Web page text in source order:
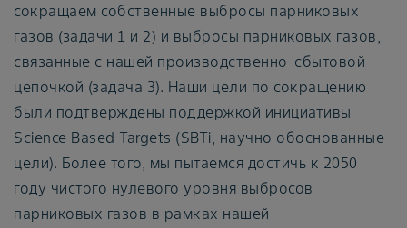
сокращаем собственные выбросы парниковых
газов (задачи 1 и 2) и выбросы парниковых газов,
связанные с нашей производственно-сбытовой
цепочкой (задача 3). Наши цели по сокращению
были подтверждены поддержкой инициативы
Science Based Targets (SBTi, научно обоснованные
цели). Более того, мы пытаемся достичь к 2050
году чистого нулевого уровня выбросов
парниковых газов в рамках нашей